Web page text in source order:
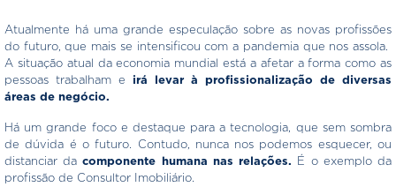
Atualmente há uma grande especulação sobre as novas profissões
do futuro, que mais se intensificou com a pandemia que nos assola.
A situação atual da economia mundial está a afetar a forma como as
pessoas trabalham e irá levar à profissionalização de diversas
áreas de negócio.
Há um grande foco e destaque para a tecnologia, que sem sombra
de dúvida é o futuro. Contudo, nunca nos podemos esquecer, ou
distanciar dacomponente humana nas relações.
É o exemplo da
profissão de Consultor Imobiliário.